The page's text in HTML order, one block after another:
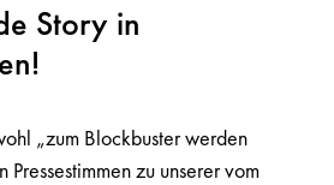
Story in
„zum Blockbuster werden
Pressestimmen zu unserer vom